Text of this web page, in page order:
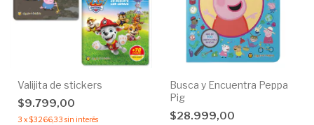
Valijita de stickers
$9.799,00
3 x$3.266,33 sin interés
Busca y Encuentra Peppa
Pig
$28.999,00